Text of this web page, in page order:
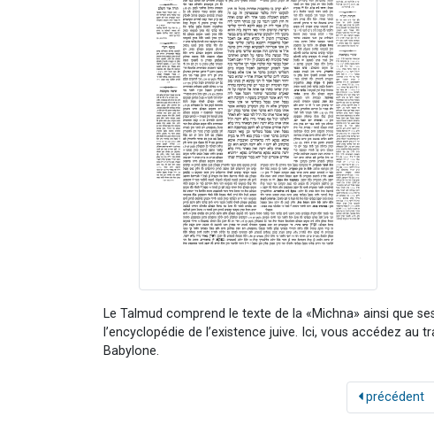
Le Talmud comprend le texte de la «Michna» ainsi que
l’encyclopédie de l’existence juive. Ici, vous accédez au
Babylone.
précédent